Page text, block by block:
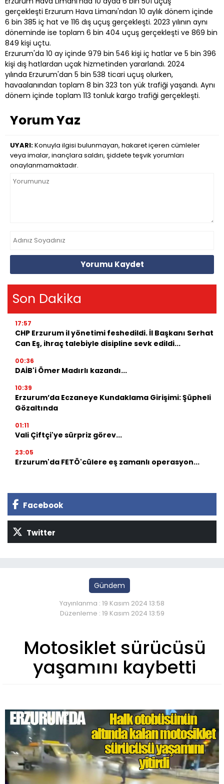
gerçekleşti Erzurum Hava Limanı'ndan 10 aylık dönem içinde
6 bin 385 iç hat ve 116 dış uçuş gerçekleşti. 2023 yılının aynı
döneminde ise toplam 6 bin 404 uçuş gerçekleşti ve 869 bin
849 kişi uçtu.
Erzurum'da 10 ay içinde 979 bin 546 kişi iç hatlar ve 5 bin 396
kişi dış hatlardan uçak hizmetinden yararlandı. 2024
yılında Erzurum'dan 5 bin 538 ticari uçuş olurken,
havaalanından toplam 8 bin 323 ton yük trafiği yaşandı. Aynı
dönem içinde toplam 113 tonluk kargo trafiği gerçekleşti.
Yorum Yaz
UYARI:Konuyla ilgisi bulunmayan, hakaret içeren cümleler
veya imalar, inançlara saldırı, şiddete teşvik yorumları
onaylanmamaktadır.
Yorumu Kaydet
Son Dakika
17:57
CHP Erzurum il yönetimi feshedildi. İl Başkanı Serhat
Can Eş, ihraç talebiyle disipline sevk edildi...
00:36
DAİB'i Ömer Madırlı kazandı...
10:39
Erzurum’da Eczaneye Kundaklama Girişimi: Şüpheli
Gözaltında
01:11
Vali Çiftçi'ye sürpriz görev...
23:05
Erzurum'da FETÖ'cülere eş zamanlı operasyon...
Facebook
Twitter
Gündem
Yayınlanma : 19 Kasım 2024 13:58
Düzenleme : 19 Kasım 2024 13:59
Motosiklet sürücüsü
yaşamını kaybetti